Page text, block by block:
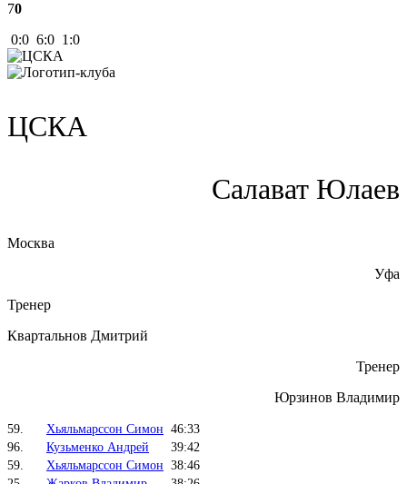
70
0:0 6:0 1:0
ЦСКА
Салават Юлаев
Москва
Уфа
Тренер
Квартальнов Дмитрий
Тренер
Юрзинов Владимир
59. Хьяльмарссон Симон 46:33
96.
Кузьменко Андрей
39:42
59.
Хьяльмарссон Симон 38:46